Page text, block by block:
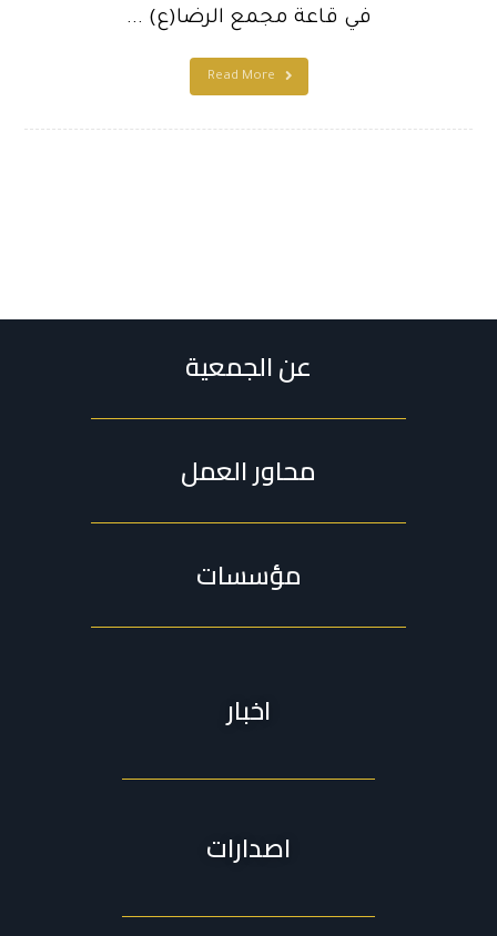
في قاعة مجمع الرضا(ع) ...
Read More
عن الجمعية
محاور العمل
مؤسسات
اخبار
اصدارات